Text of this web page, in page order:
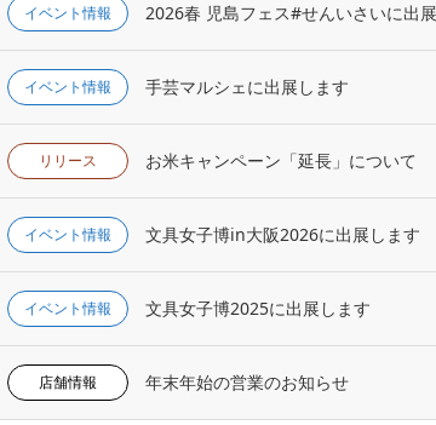
イベント情報 2026春 児島フェス#せんいさいに出
イベント情報 手芸マルシェに出展します
リリース お米キャンペーン「延長」について
イベント情報 文具女子博in大阪2026に出展します
イベント情報 文具女子博2025に出展します
店舗情報 年末年始の営業のお知らせ